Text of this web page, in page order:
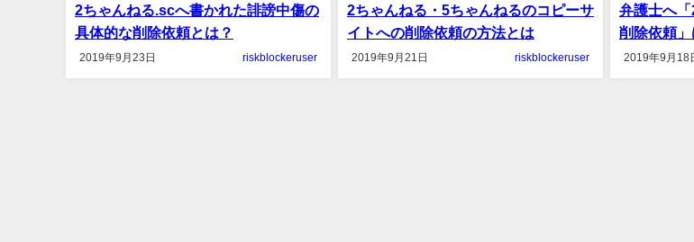
2ちゃんねる.scへ書かれた誹謗中傷の
具体的な削除依頼とは？
2019年9月23日 riskblockeruser
2ちゃんねる・5ちゃんねるのコピーサ
イトへの削除依頼の方法とは
2019年9月21日 riskblockeruser
弁護士へ
削除依頼
2019年9月18